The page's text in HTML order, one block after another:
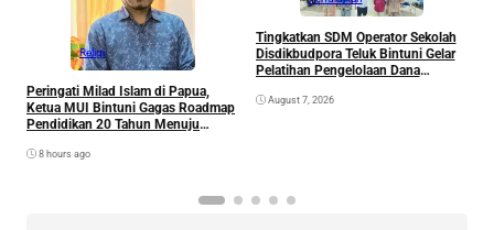
Religi
Peringati Milad Islam di Papua,
Ketua MUI Bintuni Gagas Roadmap
Pendidikan 20 Tahun Menuju
8 hours ago
Tingkatkan SDM Operator Sekolah
Disdikbudpora Teluk Bintuni Gelar
Pelatihan Pengelolaan Dana
August 7, 2026